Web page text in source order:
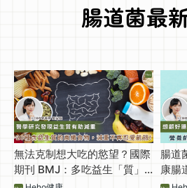
腸道菌最